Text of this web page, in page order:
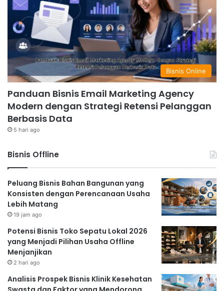
Bisnis Online
Panduan Bisnis Email Marketing Agency
Modern dengan Strategi Retensi Pelanggan
Berbasis Data
5 hari ago
Bisnis Offline
Peluang Bisnis Bahan Bangunan yang
Konsisten dengan Perencanaan Usaha
Lebih Matang
19 jam ago
Potensi Bisnis Toko Sepatu Lokal 2026
yang Menjadi Pilihan Usaha Offline
Menjanjikan
2 hari ago
Analisis Prospek Bisnis Klinik Kesehatan